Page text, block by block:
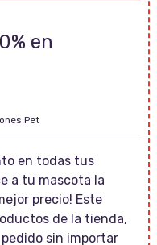
en
Pet
en todas tus
a tu mascota la
precio! Este
de la tienda,
sin importar